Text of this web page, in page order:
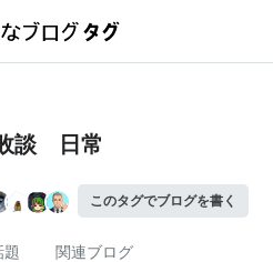
談 日常
このタグでブログを書く
関連ブログ